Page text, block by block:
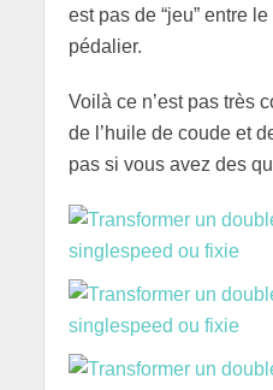
est pas de “jeu” entre
pédalier.
Voilà ce n’est pas très
de l’huile de coude et
pas si vous avez des